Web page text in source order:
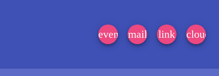
event_note
mail link cloud